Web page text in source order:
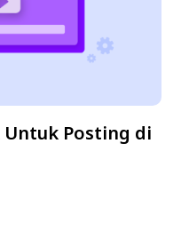
Untuk Posting di